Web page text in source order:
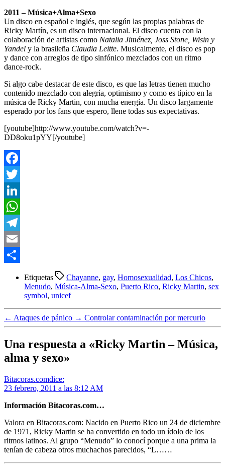
2011 – Música+Alma+Sexo
Un disco en español e inglés, que según las propias palabras de
Ricky Martín, es un disco internacional. El disco cuenta con la
colaboración de artistas como Natalia Jiménez, Joss Stone, Wisin y
Yandel y la brasileña Claudia Leitte. Musicalmente, el disco es pop
y dance con arreglos de tipo sinfónico mezclados con un ritmo
dance-rock.
Si algo cabe destacar de este disco, es que las letras tienen mucho
contenido mezclado con alegría, optimismo y como es típico en la
música de Ricky Martin, con mucha energía. Un disco largamente
esperado por los fans que espero, llene todas sus expectativas.
[youtube]http://www.youtube.com/watch?v=-
DD8oku1pYY[/youtube]
Facebook
Twitter
LinkedIn
WhatsApp
Telegram
Email
Etiquetas Chayanne, gay, Homosexualidad, Los Chicos,
Menudo, Música-Alma-Sexo, Puerto Rico, Ricky Martin, sex
symbol, unicef
← Ataques de pánico → Controlar contaminación por mercurio
Una respuesta a «Ricky Martin – Música,
alma y sexo»
Bitacoras.comdice:
23 febrero, 2011 a las 8:12 AM
Información Bitacoras.com…
Valora en Bitacoras.com: Nacido en Puerto Rico un 24 de diciembre
de 1971, Ricky Martin se ha convertido en todo un ídolo de los
ritmos latinos. Al grupo “Menudo” lo conocí porque a una prima la
tenían de cabeza otros muchachos parecidos, “L……